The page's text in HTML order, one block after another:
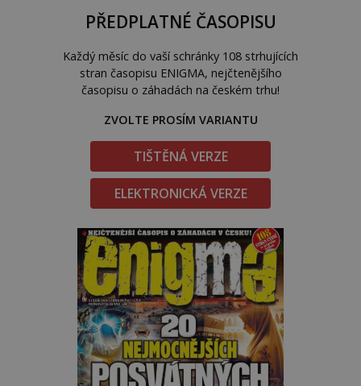
PŘEDPLATNÉ ČASOPISU
Každý měsíc do vaší schránky 108 strhujících
stran časopisu ENIGMA, nejčtenějšího
časopisu o záhadách na českém trhu!
ZVOLTE PROSÍM VARIANTU
TIŠTĚNÁ VERZE
ELEKTRONICKÁ VERZE